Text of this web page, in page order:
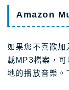
Amazon
如果您不喜歡加
載MP3檔案，
地的播放音樂。